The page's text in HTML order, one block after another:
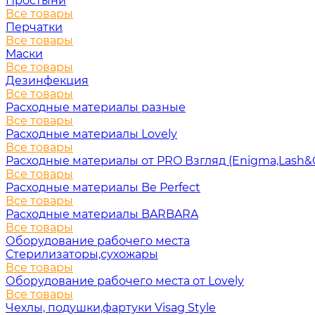
Все товары
Перчатки
Все товары
Маски
Все товары
Дезинфекция
Все товары
Расходные материалы разные
Все товары
Расходные материалы Lovely
Все товары
Расходные материалы от PRO Взгляд
Все товары
Расходные материалы Be Perfect
Все товары
Расходные материалы BARBARA
Все товары
Оборудование рабочего места
Стерилизаторы,сухожары
Все товары
Оборудование рабочего места от Lovely
Все товары
Чехлы, подушки,фартуки Visag Style